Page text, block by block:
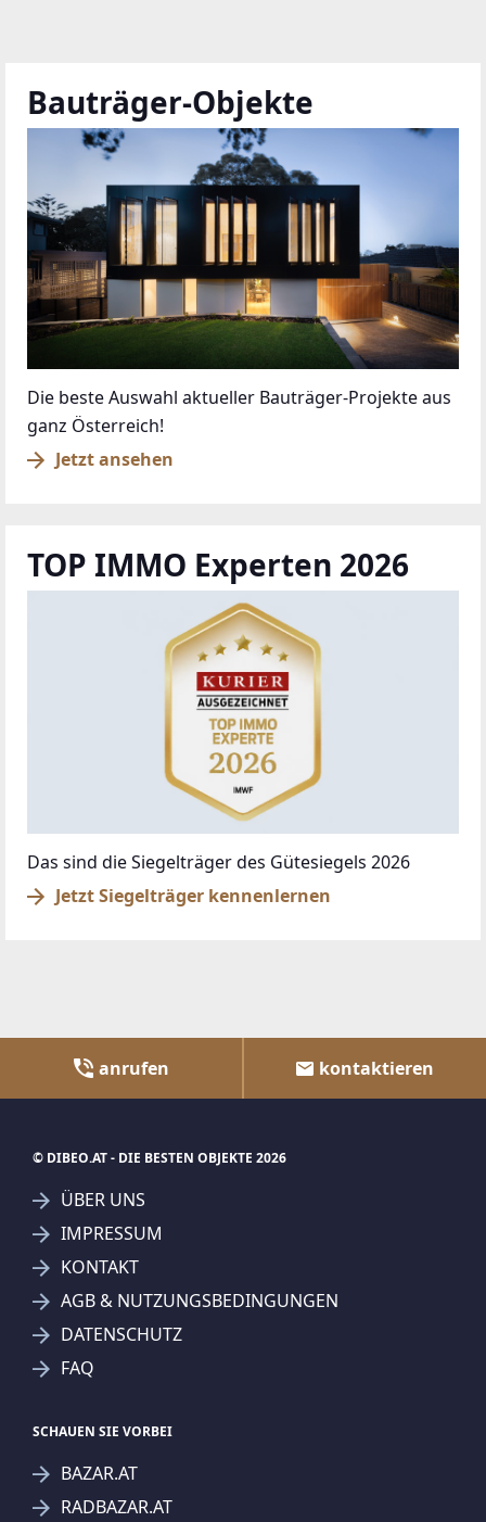
Bauträger-Objekte
Die beste Auswahl aktueller Bauträger-Projekte aus
ganz Österreich!
Jetzt ansehen
TOP IMMO Experten 2026
Das sind die Siegelträger des Gütesiegels 2026
Jetzt Siegelträger kennenlernen
anrufen kontaktieren
© DIBEO.AT - DIE BESTEN OBJEKTE 2026
ÜBER UNS
IMPRESSUM
KONTAKT
AGB & NUTZUNGSBEDINGUNGEN
DATENSCHUTZ
FAQ
SCHAUEN SIE VORBEI
BAZAR.AT
RADBAZAR.AT